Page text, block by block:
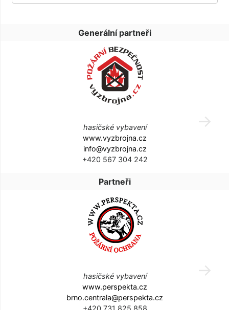
Generální partneři
hasičské vybavení
www.vyzbrojna.cz
info@vyzbrojna.cz
+420 567 304 242
Partneři
hasičské vybavení
www.perspekta.cz
brno.centrala@perspekta.cz